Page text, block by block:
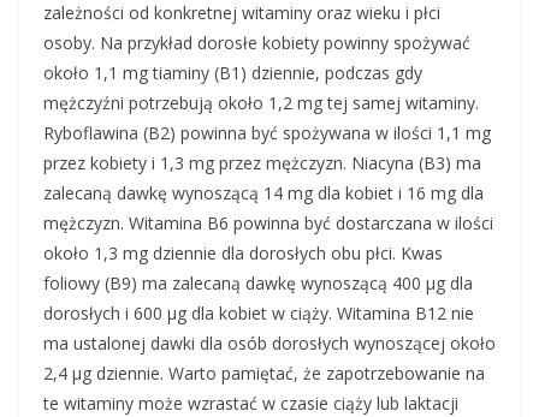
zależności od konkretnej witaminy oraz wieku i płci
osoby. Na przykład dorosłe kobiety powinny spożywać
około 1,1 mg tiaminy (B1) dziennie, podczas gdy
mężczyźni potrzebują około 1,2 mg tej samej witaminy.
Ryboflawina (B2) powinna być spożywana w ilości 1,1 mg
przez kobiety i 1,3 mg przez mężczyzn. Niacyna (B3) ma
zalecaną dawkę wynoszącą 14 mg dla kobiet i 16 mg dla
mężczyzn. Witamina B6 powinna być dostarczana w ilości
około 1,3 mg dziennie dla dorosłych obu płci. Kwas
foliowy (B9) ma zalecaną dawkę wynoszącą 400 µg dla
dorosłych i 600 µg dla kobiet w ciąży. Witamina B12 nie
ma ustalonej dawki dla osób dorosłych wynoszącej około
2,4 µg dziennie. Warto pamiętać, że zapotrzebowanie na
te witaminy może wzrastać w czasie ciąży lub laktacji